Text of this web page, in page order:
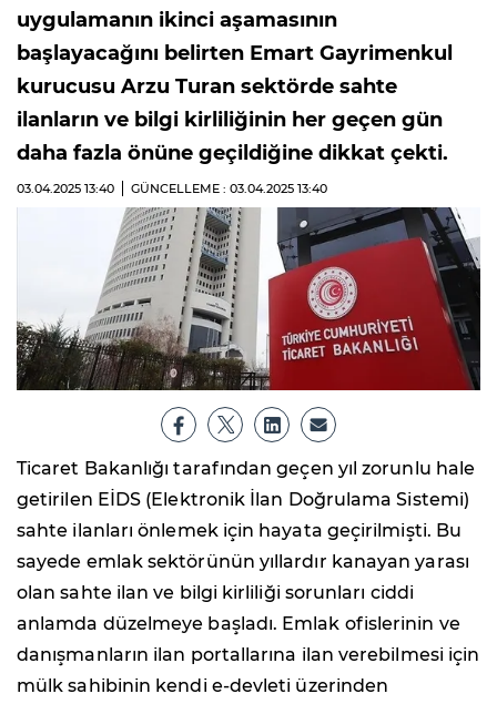
uygulamanın ikinci aşamasının
başlayacağını belirten Emart Gayrimenkul
kurucusu Arzu Turan sektörde sahte
ilanların ve bilgi kirliliğinin her geçen gün
daha fazla önüne geçildiğine dikkat çekti.
03.04.2025 13:40 GÜNCELLEME : 03.04.2025 13:40
Ticaret Bakanlığı tarafından geçen yıl zorunlu hale
getirilen EİDS (Elektronik İlan Doğrulama Sistemi)
sahte ilanları önlemek için hayata geçirilmişti. Bu
sayede emlak sektörünün yıllardır kanayan yarası
olan sahte ilan ve bilgi kirliliği sorunları ciddi
anlamda düzelmeye başladı. Emlak ofislerinin ve
danışmanların ilan portallarına ilan verebilmesi için
mülk sahibinin kendi e-devleti üzerinden